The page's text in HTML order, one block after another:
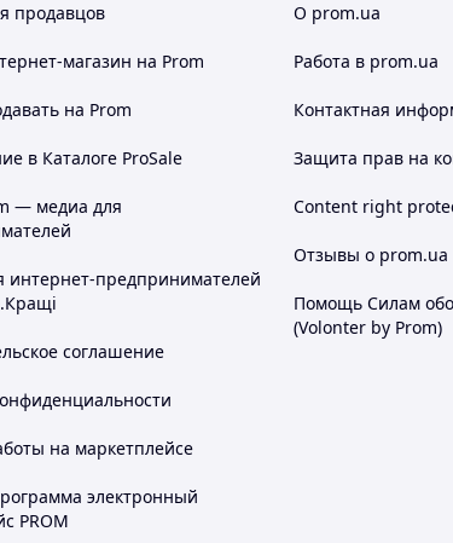
продавцов
магазин на Prom
на Prom
в Каталоге ProSale
— медиа для
интернет-предпринимателей
соглашение
на маркетплейсе
электронный
PROM
О prom.ua
Работа в prom.ua
Контактная
Защита прав на
Content right
Отзывы о prom.ua
Помощь Силам
(Volonter by Prom)